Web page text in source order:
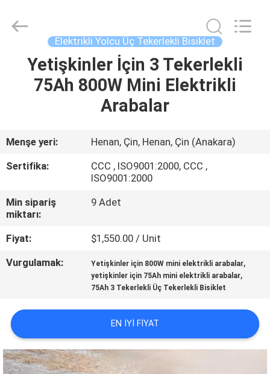
HAKKIMIZDA
FABRIKA
TURU
KALITE
BIZIMLE
ILETIŞIME
GEÇIN
Tricycle
Motorcycle
Elektrikli Yolcu Üç Tekerlekli Bisiklet
Yetişkinler İçin 3 Tekerlekli
75Ah 800W Mini Elektrikli
Arabalar
Menşe yeri:
Henan, Çin, Henan, Çin (Anakara)
Sertifika:
CCC , ISO9001:2000, CCC ,
ISO9001:2000
Min sipariş
miktarı:
9 Adet
Fiyat:
$1,550.00 / Unit
Vurgulamak:
Yetişkinler için 800W mini elektrikli arabalar,
yetişkinler için 75Ah mini elektrikli arabalar,
75Ah 3 Tekerlekli Üç Tekerlekli Bisiklet
EN IYI FIYAT